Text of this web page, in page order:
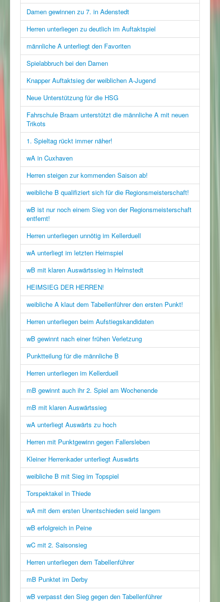
Damen gewinnen zu 7. in Adenstedt
Herren unterliegen zu deutlich im Auftaktspiel
männliche A unterliegt den Favoriten
Spielabbruch bei den Damen
Knapper Auftaktsieg der weiblichen A-Jugend
Neue Unterstützung für die HSG
Fahrschule Braam unterstützt die männliche A mit neuen
Trikots
1. Spieltag rückt immer näher!
wA in Cuxhaven
Herren steigen zur kommenden Saison ab!
weibliche B qualifiziert sich für die Regionsmeisterschaft!
wB ist nur noch einem Sieg von der Regionsmeisterschaft
entfernt!
Herren unterliegen unnötig im Kellerduell
wA unterliegt im letzten Heimspiel
wB mit klaren Auswärtssieg in Helmstedt
HEIMSIEG DER HERREN!
weibliche A klaut dem Tabellenführer den ersten Punkt!
Herren unterliegen beim Aufstiegskandidaten
wB gewinnt nach einer frühen Verletzung
Punktteilung für die männliche B
Herren unterliegen im Kellerduell
mB gewinnt auch ihr 2. Spiel am Wochenende
mB mit klaren Auswärtssieg
wA unterliegt Auswärts zu hoch
Herren mit Punktgewinn gegen Fallersleben
Kleiner Herrenkader unterliegt Auswärts
weibliche B mit Sieg im Topspiel
Torspektakel in Thiede
wA mit dem ersten Unentschieden seid langem
wB erfolgreich in Peine
wC mit 2. Saisonsieg
Herren unterliegen dem Tabellenführer
mB Punktet im Derby
wB verpasst den Sieg gegen den Tabellenführer